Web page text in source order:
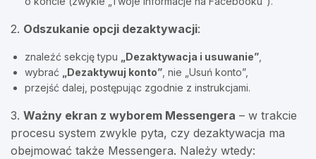
2. Odszukanie opcji dezaktywacji:
znaleźć sekcję typu „Dezaktywacja i usuwanie”
wybrać
„Dezaktywuj konto” , nie „Usuń konto”,
przejść dalej, postępując zgodnie z instrukcjami.
3. Ważny ekran z wyborem Messengera – w trakcie
procesu system zwykle pyta, czy dezaktywacja ma
obejmować także Messengera. Należy wtedy: